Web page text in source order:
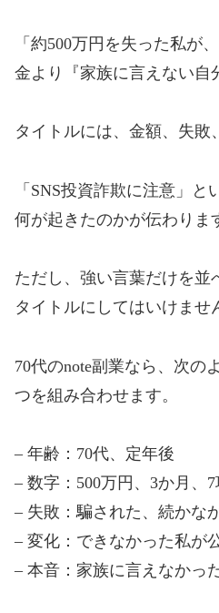
「約500万円を失った私が
金より『家族に言えない自
タイトルには、金額、失敗
「SNS投資詐欺に注意」
何が起きたのかが伝わりま
ただし、強い言葉だけを並
タイトルにしてはいけませ
70代のnote副業なら、次の
つを組み合わせます。
– 年齢：70代、定年後
– 数字：500万円、3か月、7
– 失敗：騙された、続かな
– 変化：できなかった私が
– 本音：家族に言えなかっ